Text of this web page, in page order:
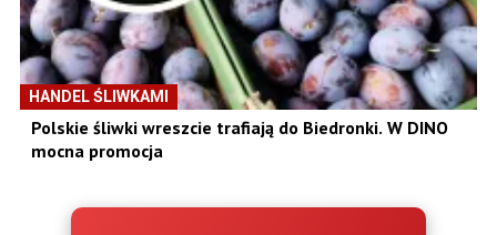
HANDEL ŚLIWKAMI
Polskie śliwki wreszcie trafiają do Biedronki. W DINO
mocna promocja